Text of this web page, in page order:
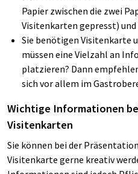
Papier zwischen die zwei
Visitenkarten gepresst) und
Sie benötigen Visitenkarte
müssen eine Vielzahl an
platzieren? Dann
sich vor allem im
Wichtige Informationen
Visitenkarten
Sie können bei der
Visitenkarte gerne kreativ